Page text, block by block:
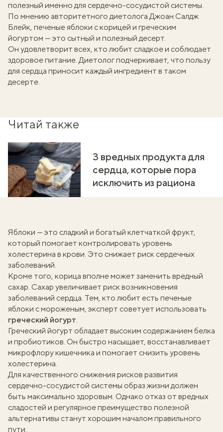
полезный именно для сердечно-сосудистой системы.
По мнению авторитетного диетологаДжоан Салдж
Блейк, печеные яблоки с корицей и греческим
йогуртом — это сытный и полезный десерт.
Он удовлетворит всех, кто любит сладкое и соблюдает
здоровое питание. Диетологподчеркивает, что пользу
для сердца приносит каждый ингредиент в таком
десерте.
Читай также
3 вредных продукта для
сердца, которые пора
исключить из рациона
Яблоки — это сладкий и богатый клетчаткой фрукт,
который помогает контролировать уровень
холестерина в крови. Это снижает риск сердечных
заболеваний.
Кроме того, корица вполне может заменить вредный
сахар. Сахар увеличивает риск возникновения
заболеваний сердца. Тем, кто любит есть печеные
яблоки с мороженым, эксперт советует использовать
греческий йогурт
Греческий йогурт обладает высоким содержанием белка
и пробиотиков. Он быстро насыщает, восстанавливает
микрофлору кишечника и помогает снизить уровень
холестерина.
Для качественного снижения рисков развития
сердечно-сосудистой системы образ жизни должен
быть максимально здоровым. Однако отказ от вредных
сладостей и регулярное преимущество полезной
альтернативы станут хорошим началом правильного
пути.